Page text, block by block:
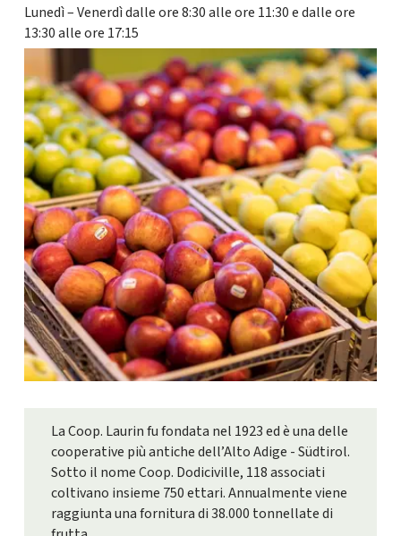
Lunedì – Venerdì dalle ore 8:30 alle ore 11:30 e dalle ore
13:30 alle ore 17:15
La Coop. Laurin fu fondata nel 1923 ed è una delle
cooperative più antiche dell’Alto Adige - Südtirol.
Sotto il nome Coop. Dodiciville, 118 associati
coltivano insieme 750 ettari. Annualmente viene
raggiunta una fornitura di 38.000 tonnellate di